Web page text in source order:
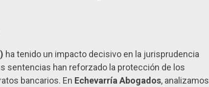
ha tenido un impacto decisivo en la jurisprudencia
sentencias han reforzado la protección de los
bancarios. En Echevarría Abogados, analizamos